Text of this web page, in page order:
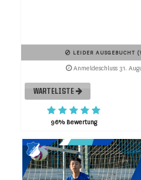
LEIDER AUSGEBUCHT
Anmeldeschluss 31.
WARTELISTE
96% Bewertung